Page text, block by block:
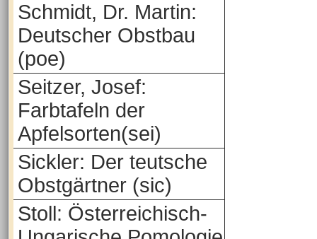
Schmidt, Dr. Martin:
Deutscher Obstbau
(poe)
Seitzer, Josef:
Farbtafeln der
Apfelsorten(sei)
Sickler: Der teutsche
Obstgärtner (sic)
Stoll: Österreichisch-